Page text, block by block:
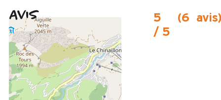
Avis
5
/ 5
(6 avis
Février 2025
Françoise
Plus de 50 ans
Femme
5
/ 5